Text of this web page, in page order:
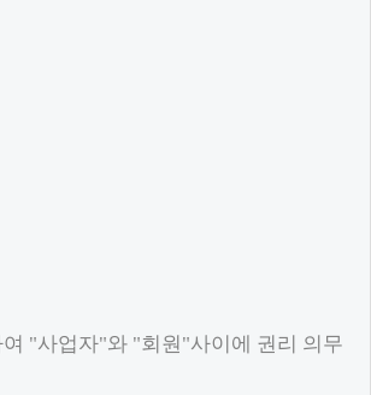
"사업자"와 "회원"사이에 권리 의무